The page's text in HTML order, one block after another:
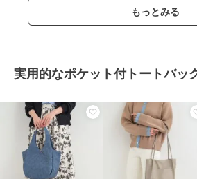
もっとみる
実用的なポケット付トートバッ